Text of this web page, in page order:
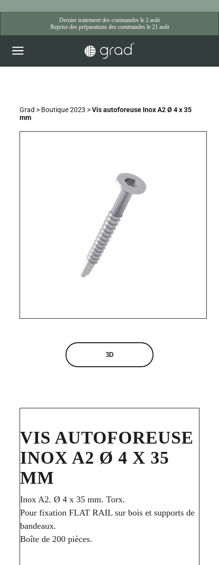
to
Grad > Boutique 2023 >Vis autoforeuse Inox A2 Ø 4 x 35
mm
3D
VIS AUTOFOREUSE
INOX A2 Ø 4 X 35
MM
Inox A2. Ø 4 x 35 mm. Torx.
Pour fixation FLAT RAIL sur bois et supports de
bandeaux.
Boîte de 200 pièces.